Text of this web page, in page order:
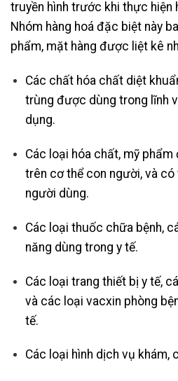
truyền hình trước khi thực hiện
Nhóm hàng hoá đặc biệt này
phẩm, mặt hàng được liệt kê
Các chất hóa chất diệt
trùng được dùng trong lĩnh
dụng.
Các loại hóa chất, mỹ
trên cơ thể con người, và
người dùng.
Các loại thuốc chữa bệnh,
năng dùng trong y tế.
Các loại trang thiết bị y tế,
và các loại vacxin phòng
tế.
Các loại hình dịch vụ khám,